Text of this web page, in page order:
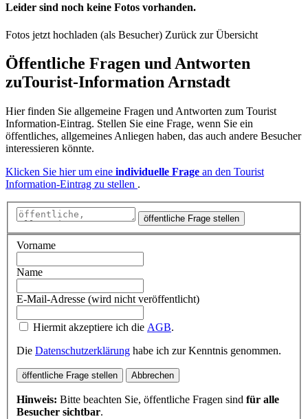
Leider sind noch keine Fotos vorhanden.
Fotos jetzt hochladen (als Besucher) Zurück zur Übersicht
Öffentliche Fragen und Antworten
zuTourist-Information Arnstadt
Hier finden Sie allgemeine Fragen und Antworten zum Tourist
Information-Eintrag. Stellen Sie eine Frage, wenn Sie ein
öffentliches, allgemeines Anliegen haben, das auch andere Besucher
interessieren könnte.
Klicken Sie hier um eine individuelle Frage an den Tourist
Information-Eintrag zu stellen .
öffentliche Frage stellen
Vorname
Name
E-Mail-Adresse (wird nicht veröffentlicht)
Hiermit akzeptiere ich die AGB.
Die Datenschutzerklärung habe ich zur Kenntnis genommen.
öffentliche Frage stellen Abbrechen
Hinweis: Bitte beachten Sie, öffentliche Fragen sind für alle
Besucher sichtbar.